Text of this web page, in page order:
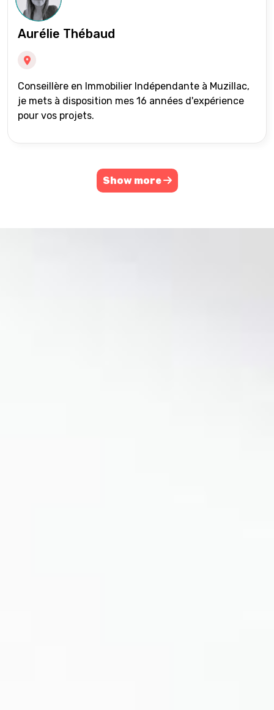
Aurélie Thébaud
Conseillère en Immobilier Indépendante à Muzillac,
je mets à disposition mes 16 années d'expérience
pour vos projets.
Show more